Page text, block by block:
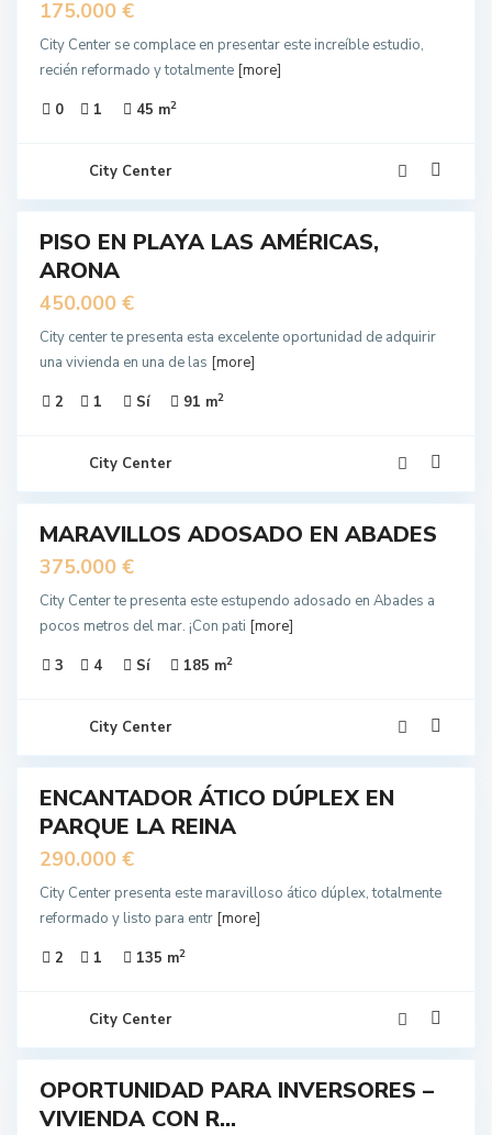
175.000 €
City Center se complace en presentar este increíble estudio,
recién reformado y totalmente [more]
0
1 45 m2
City Center
PISO EN PLAYA LAS AMÉRICAS,
ARONA
450.000 €
City center te presenta esta excelente oportunidad de adquirir
una vivienda en una de las [more]
2
1 Sí 91 m2
City Center
MARAVILLOS ADOSADO EN ABADES
375.000 €
City Center te presenta este estupendo adosado en Abades a
pocos metros del mar. ¡Con pati [more]
3
4 Sí 185 m2
City Center
ENCANTADOR ÁTICO DÚPLEX EN
PARQUE LA REINA
290.000 €
City Center presenta este maravilloso ático dúplex, totalmente
reformado y listo para entr [more]
2
1 135 m2
City Center
OPORTUNIDAD PARA INVERSORES –
VIVIENDA CON R...